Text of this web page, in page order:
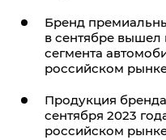
Бренд
в сентябре вышел
сегмента
российском
Продукция
сентября 2023
российском